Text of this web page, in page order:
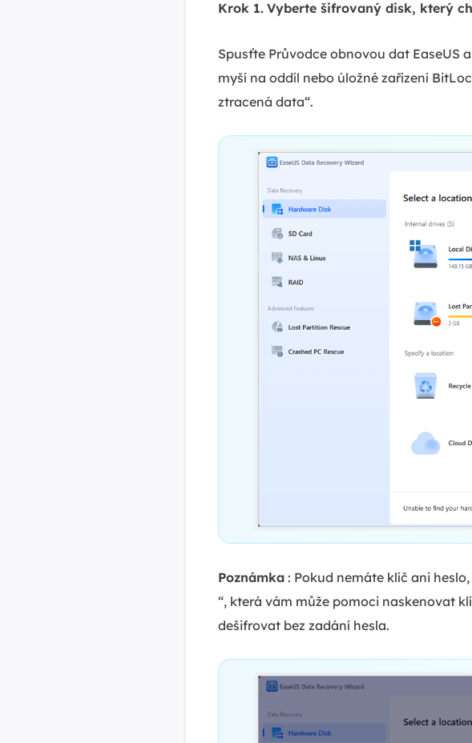
Krok 1. Vyberte šifrovaný disk, který
Spusťte Průvodce obnovou dat EaseUS
myší na oddíl nebo úložné zařízení
ztracená data“.
Poznámka : Pokud nemáte klíč ani
“, která vám může pomoci naskenovat
dešifrovat bez zadání hesla.